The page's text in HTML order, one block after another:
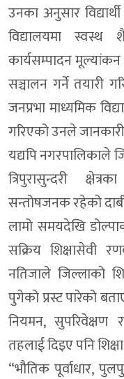
उनका अनुसार
विद्यालयमा स्वस्थ
कार्यसम्पादन मूल्यांकन
सञ्चालन गर्ने तयारी
जनप्रभा माध्यमिक
गरिएको उनले
यद्यपि नगरपालिकाले
त्रिपुरासुन्दरी
सन्तोषजनक रहेको
लामो समयदेखि
सक्रिय शिक्षासेवी
नतिजाले जिल्लाको
पुगेको प्रस्ट पारेको
नियमन, सुपरिवेक्षण
तहलाई दिइए पनि
“भौतिक पूर्वाधार,